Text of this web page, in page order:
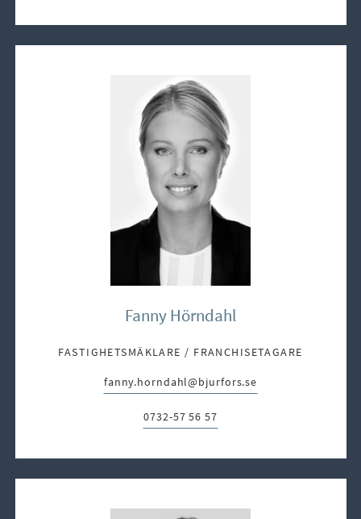
Fanny Hörndahl
FASTIGHETSMÄKLARE / FRANCHISETAGARE
E-post:
fanny.horndahl@bjurfors.se
Telefon:
0732-57 56 57